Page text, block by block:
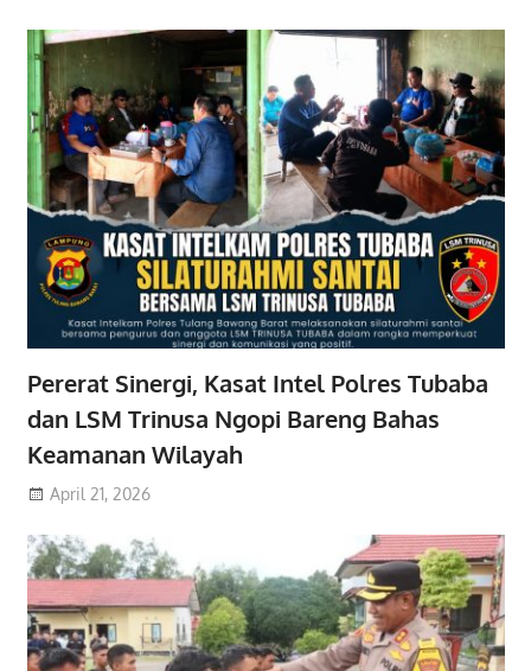
Pererat Sinergi, Kasat Intel Polres Tubaba
dan LSM Trinusa Ngopi Bareng Bahas
Keamanan Wilayah
April 21, 2026